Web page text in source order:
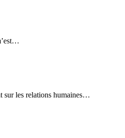
sur les relations humaines…